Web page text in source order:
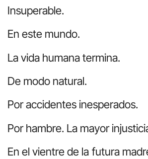
Insuperable.
En este mundo.
La vida humana termina.
De modo natural.
Por accidentes inesperados.
Por hambre. La mayor
En el vientre de la futura